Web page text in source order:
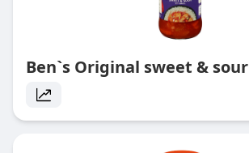
Ben`s Original sweet & sour